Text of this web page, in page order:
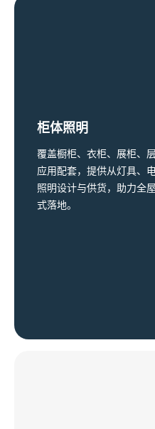
柜体照明
覆盖橱柜、衣柜、展柜、
应用配套，提供从灯具、
照明设计与供货，助力全
式落地。